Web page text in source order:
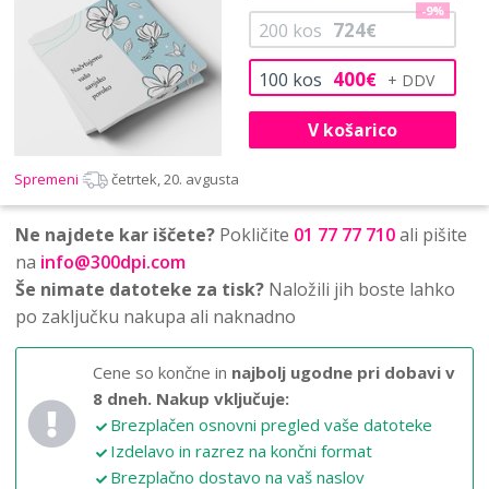
100 kos 400€
200 kos 724€
-9%
V košarico
Spremeni četrtek, 20. avgusta
Ne najdete kar iščete? Pokličite 01 77 77 710ali pišite
na info@300dpi.com
Še nimate datoteke za tisk? Naložili jih boste lahko
po zaključku nakupa ali naknadno
Cene so končne in najbolj ugodne pri dobavi v
8 dneh. Nakup vključuje:
Brezplačen osnovni pregled vaše datoteke
Izdelavo in razrez na končni format
Brezplačno dostavo na vaš naslov